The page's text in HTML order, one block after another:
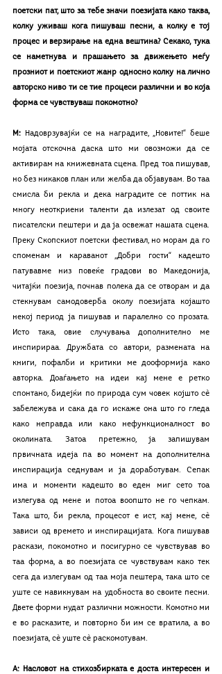
поетски пат, што за тебе значи поезијата како таква,
колку уживаш кога пишуваш песни, а колку е тој
процес и верзирање на една вештина? Секако, тука
се наметнува и прашањето за движењето меѓу
прозниот и поетскиот жанр односно колку на лично
авторско ниво ти се тие процеси различни и во која
форма се чувствуваш покомотно?
М:
Надоврзувајќи се на наградите, „Новите!“ беше
мојата отскочна даска што ми овозможи да се
активирам на книжевната сцена. Пред тоа пишував,
но без никаков план или желба да објавувам. Во таа
смисла би рекла и дека наградите се поттик на
многу неоткриени таленти да излезат од своите
писателски пештери и да ја освежат нашата сцена.
Преку Скопскиот поетски фестивал, но морам да го
споменам и караванот „Добри гости“ кадешто
патувавме низ повеќе градови во Македонија,
читајќи поезија, почнав полека да се отворам и да
стекнувам самодоверба околу поезијата којашто
некој период ја пишував и паралелно со прозата.
Исто така, овие случувања дополнително ме
инспирираа. Дружбата со автори, размената на
книги, пофалби и критики ме дооформија како
авторка. Доаѓањето на идеи кај мене е ретко
спонтано, бидејќи по природа сум човек којшто сѐ
забележува и сака да го искаже она што го гледа
како неправда или како нефункционалност во
околината. Затоа претежно, ја запишувам
првичната идеја па во момент на дополнителна
инспирација седнувам и ја доработувам. Сепак
има и моменти кадешто во еден миг сето тоа
излегува од мене и потоа воопшто не го чепкам.
Така што, би рекла, процесот е ист, кај мене, сѐ
зависи од времето и инспирацијата. Кога пишував
раскази, покомотно и посигурно се чувствував во
таа форма, а во поезијата се чувствувам како тек
сега да излегувам од таа моја пештера, така што се
уште се навикнувам на удобноста во своите песни.
Двете форми нудат различни можности. Комотно ми
е во расказите, и повторно би им се вратила, а во
поезијата, сѐ уште сѐ раскомотувам.
А: Насловот на стихозбирката е доста интересен и